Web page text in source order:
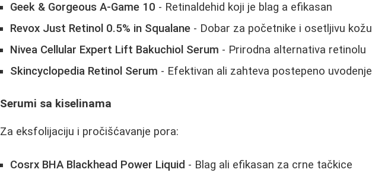
Geek & Gorgeous A-Game 10 - Retinaldehid koji je blag a efikasan
Revox Just Retinol 0.5% in Squalane - Dobar za početnike i osetljivu kožu
Nivea Cellular Expert Lift Bakuchiol Serum - Prirodna alternativa retinolu
Skincyclopedia Retinol Serum - Efektivan ali zahteva postepeno uvodenje
Serumi sa kiselinama
Za eksfolijaciju i pročišćavanje pora:
Cosrx BHA Blackhead Power Liquid - Blag ali efikasan za crne tačkice